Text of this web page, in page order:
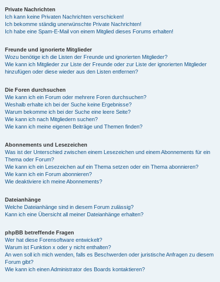
Private Nachrichten
Ich kann keine Privaten Nachrichten verschicken!
Ich bekomme ständig unerwünschte Private Nachrichten!
Ich habe eine Spam-E-Mail von einem Mitglied dieses Forums erhalten!
Freunde und ignorierte Mitglieder
Wozu benötige ich die Listen der Freunde und ignorierten Mitglieder?
Wie kann ich Mitglieder zur Liste der Freunde oder zur Liste der ignorierten Mitglieder
hinzufügen oder diese wieder aus den Listen entfernen?
Die Foren durchsuchen
Wie kann ich ein Forum oder mehrere Foren durchsuchen?
Weshalb erhalte ich bei der Suche keine Ergebnisse?
Warum bekomme ich bei der Suche eine leere Seite?
Wie kann ich nach Mitgliedern suchen?
Wie kann ich meine eigenen Beiträge und Themen finden?
Abonnements und Lesezeichen
Was ist der Unterschied zwischen einem Lesezeichen und einem Abonnements für ein
Thema oder Forum?
Wie kann ich ein Lesezeichen auf ein Thema setzen oder ein Thema abonnieren?
Wie kann ich ein Forum abonnieren?
Wie deaktiviere ich meine Abonnements?
Dateianhänge
Welche Dateianhänge sind in diesem Forum zulässig?
Kann ich eine Übersicht all meiner Dateianhänge erhalten?
phpBB betreffende Fragen
Wer hat diese Forensoftware entwickelt?
Warum ist Funktion x oder y nicht enthalten?
An wen soll ich mich wenden, falls es Beschwerden oder juristische Anfragen zu diesem
Forum gibt?
Wie kann ich einen Administrator des Boards kontaktieren?